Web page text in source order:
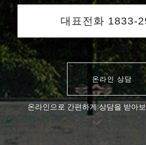
대표전화 1833-
온라인 상담
온라인으로 간편하게 상담을 받아